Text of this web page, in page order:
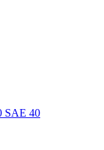
SAE 40